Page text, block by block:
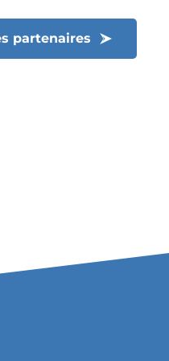
partenaires